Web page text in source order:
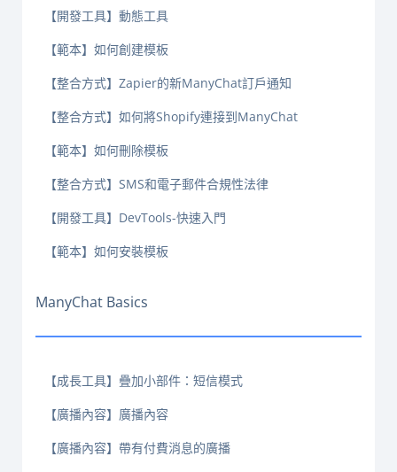
【開發工具】動態工具
【範本】如何創建模板
【整合方式】Zapier的新ManyChat訂戶通知
【整合方式】如何將Shopify連接到ManyChat
【範本】如何刪除模板
【整合方式】SMS和電子郵件合規性法律
【開發工具】DevTools-快速入門
【範本】如何安裝模板
ManyChat Basics
【成長工具】疊加小部件：短信模式
【廣播內容】廣播內容
【廣播內容】帶有付費消息的廣播